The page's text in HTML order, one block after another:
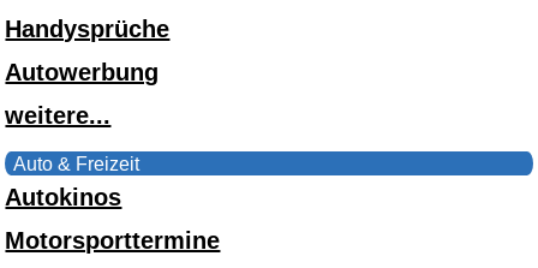
Handysprüche
Autowerbung
weitere...
Auto & Freizeit
Autokinos
Motorsporttermine